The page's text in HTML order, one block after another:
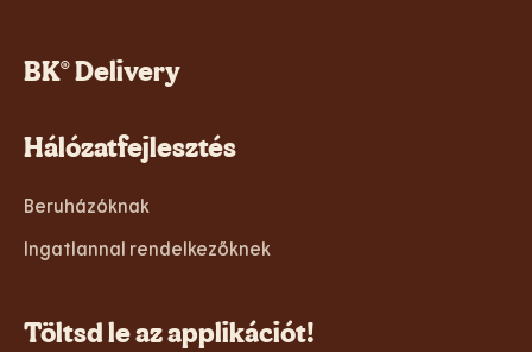
BK® Delivery
Hálózatfejlesztés
Beruházóknak
Ingatlannal rendelkezőknek
Töltsd le az applikációt!